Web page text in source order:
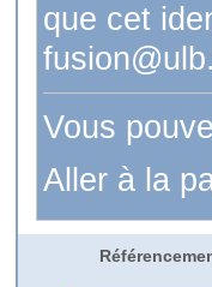
que cet
Vous
Aller à la